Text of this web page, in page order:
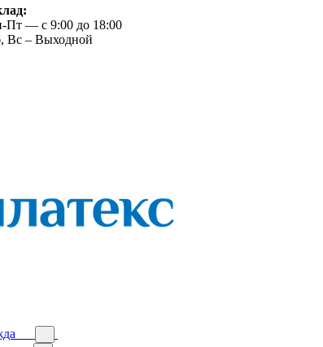
Пт — с 9:00 до 18:00
Вс – Выходной